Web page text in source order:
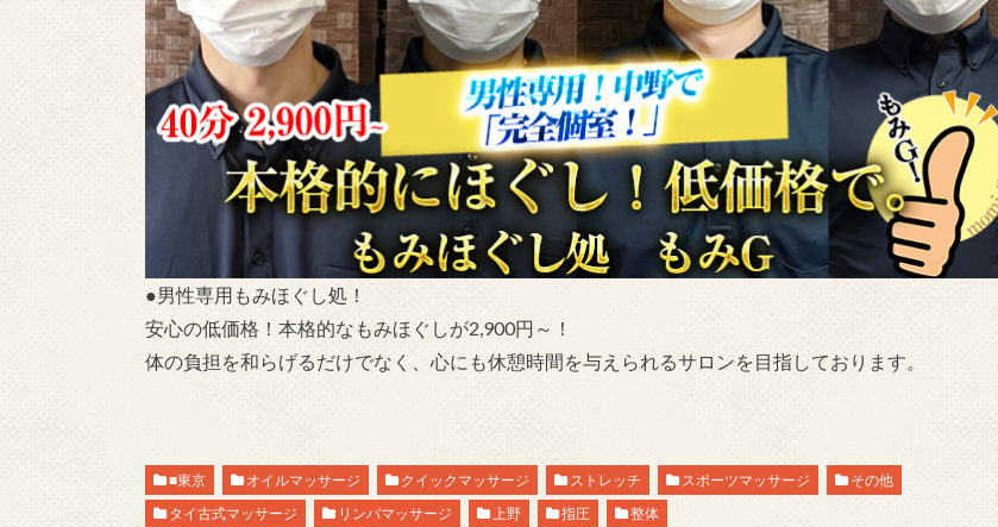
●男性専用もみほぐし処！
安心の低価格！本格的なもみほぐしが2,900円～！
体の負担を和らげるだけでなく、心にも休憩時間を与えられるサロンを目指しております。
■東京 オイルマッサージ クイックマッサージ ストレッチ スポーツマッサージ
その他
タイ古式マッサージ
リンパマッサージ 上野 指圧 整体